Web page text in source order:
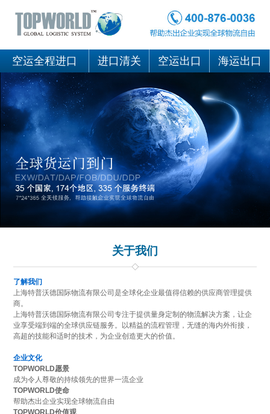
空运全程进口 进口清关 空运出口 海运出口
关于我们
了解我们
上海特普沃德国际物流有限公司是全球化企业最值得信赖的供应商管理提供
商。
上海特普沃德国际物流有限公司专注于提供量身定制的物流解决方案，让企
业享受端到端的全球供应链服务。以精益的流程管理，无缝的海内外衔接，
高超的技能和适时的技术，为企业创造更大的价值。
企业文化
TOPWORLD愿景
成为令人尊敬的持续领先的世界一流企业
TOPWORLD使命
帮助杰出企业实现全球物流自由
TOPWORLD价值观